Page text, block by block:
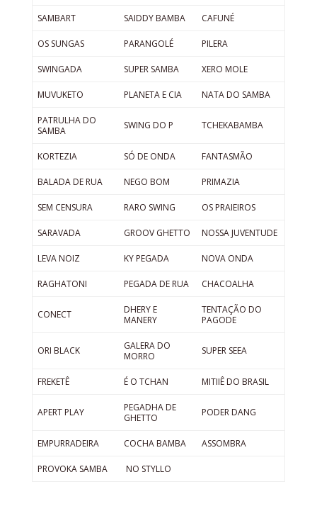
SAMBART SAIDDY BAMBA CAFUNÉ
OS SUNGAS PARANGOLÉ PILERA
SWINGADA SUPER SAMBA XERO MOLE
MUVUKETO PLANETA E CIA NATA DO SAMBA
PATRULHA DO
SAMBA
SWING DO P TCHEKABAMBA
KORTEZIA SÓ DE ONDA FANTASMÃO
BALADA DE RUA NEGO BOM PRIMAZIA
SEM CENSURA RARO SWING OS PRAIEIROS
SARAVADA GROOV GHETTO NOSSA JUVENTUDE
LEVA NOIZ KY PEGADA NOVA ONDA
RAGHATONI PEGADA DE RUA CHACOALHA
CONECT
DHERY E
MANERY
TENTAÇÃO DO
PAGODE
ORI BLACK
GALERA DO
MORRO
SUPER SEEA
FREKETÊ É O TCHAN MITIIÊ DO BRASIL
APERT PLAY
PEGADHA DE
GHETTO
PODER DANG
EMPURRADEIRA COCHA BAMBA ASSOMBRA
PROVOKA SAMBA NO STYLLO